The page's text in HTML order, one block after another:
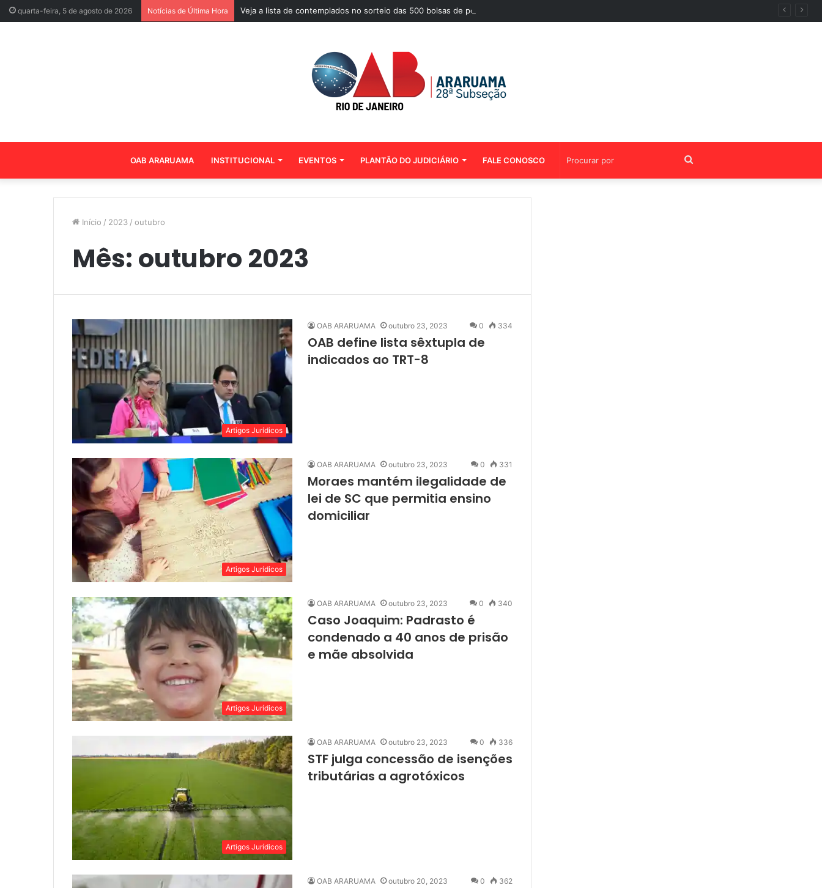
quarta-feira, 5 de agosto de 2026 Notícias de Última Hora Veja a lista de contemplados no sorteio das 500 bolsas de pós-graduação da Mentoria da OABRJ
OAB ARARUAMA INSTITUCIONAL EVENTOS PLANTÃO DO JUDICIÁRIO FALE CONOSCO Procurar
Início / 2023 / outubro
Mês: outubro 2023
Artigos Jurídicos
OAB ARARUAMA outubro 23, 2023 0 334
OAB define lista sêxtupla de
indicados ao TRT-8
Artigos Jurídicos
OAB ARARUAMA outubro 23, 2023 0 331
Moraes mantém ilegalidade de
lei de SC que permitia ensino
domiciliar
Artigos Jurídicos
OAB ARARUAMA outubro 23, 2023 0 340
Caso Joaquim: Padrasto é
condenado a 40 anos de prisão
e mãe absolvida
Artigos Jurídicos
OAB ARARUAMA outubro 23, 2023 0 336
STF julga concessão de isenções
tributárias a agrotóxicos
OAB ARARUAMA outubro 20, 2023 0 362